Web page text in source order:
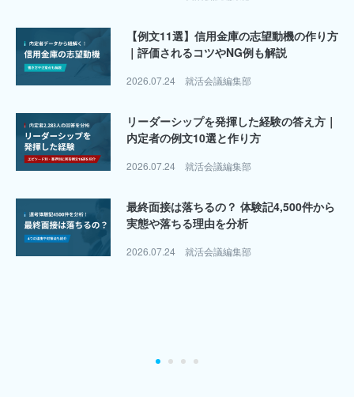
え方｜
【例文15選】「周りからどんな人と言
るか」大手内定者の回答集
2026.07.24 就活会議編集部
「最近感動したこと」面接での答え方｜
定者の回答例文14選付き
2026.07.24 就活会議編集部
秋インターンはいつから始まりますか？
就活会議編集部